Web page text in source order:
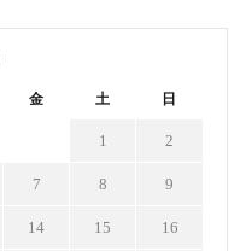
金 土 日
1 2
7 8 9
14 15 16